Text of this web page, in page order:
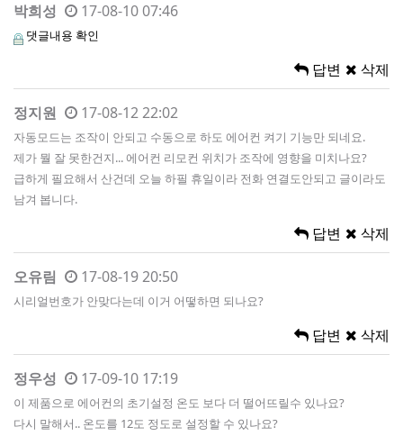
박희성 17-08-10 07:46
댓글내용 확인
답변 삭제
정지원 17-08-12 22:02
자동모드는 조작이 안되고 수동으로 하도 에어컨 켜기 기능만 되네요.
제가 뭘 잘 못한건지... 에어컨 리모컨 위치가 조작에 영향을 미치나요?
급하게 필요해서 산건데 오늘 하필 휴일이라 전화 연결도안되고 글이라도
남겨 봅니다.
답변 삭제
오유림 17-08-19 20:50
시리얼번호가 안맞다는데 이거 어떻하면 되나요?
답변 삭제
정우성 17-09-10 17:19
이 제품으로 에어컨의 초기설정 온도 보다 더 떨어뜨릴수 있나요?
다시 말해서.. 온도를 12도 정도로 설정할 수 있나요?